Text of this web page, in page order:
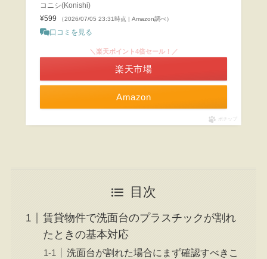
コニシ(Konishi)
¥599
（2026/07/05 23:31時点 | Amazon調べ）
口コミを見る
Amazon
＼楽天ポイント4倍セール！／
楽天市場
ポチップ
目次
賃貸物件で洗面台のプラスチックが割れ
たときの基本対応
洗面台が割れた場合にまず確認すべきこ